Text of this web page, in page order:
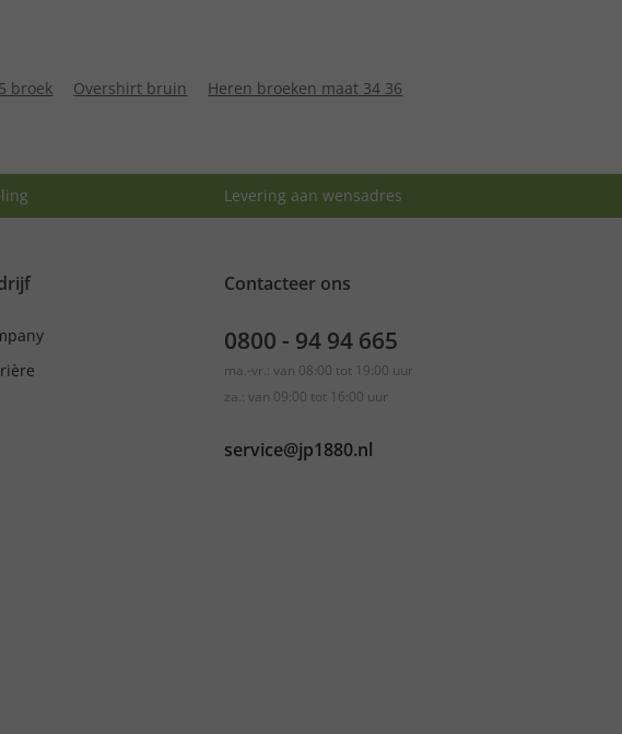
broek Overshirt bruin
Heren broeken maat 34 36
Levering aan wensadres
Contacteer ons
0800 - 94 94 665
ma.-vr.: van 08:00 tot 19:00 uur
za.: van 09:00 tot 16:00 uur
service@jp1880.nl